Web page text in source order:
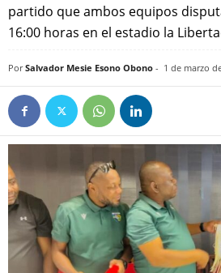
partido que ambos equipos
16:00 horas en el estadio la
Por Salvador Mesie Esono Obono - 1 de marzo